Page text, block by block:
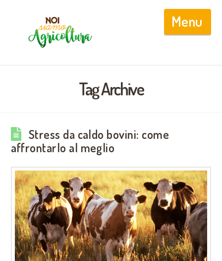
Tag Archive
Stress da caldo bovini: come
affrontarlo al meglio